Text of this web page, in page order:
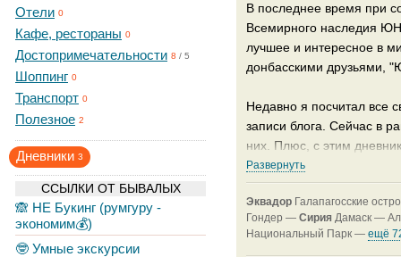
Отели 0
Кафе, рестораны 0
Достопримечательности 8 / 5
Шоппинг 0
Транспорт 0
Полезное 2
Дневники 3
ССЫЛКИ ОТ БЫВАЛЫХ
🙈 НЕ Букинг (румгуру -
экономим💰)
🤓 Умные экскурсии
В последнее время при
Всемирного наследия
лучшее и интересное в
донбасскими друзьями,
Недавно я посчитал все
записи блога. Сейчас в
них. Плюс, с этим
списка.
P.S. Если "Памятник
просматривается два:
личные дневники
Развернуть
Эквадор Галапагосские
Гондер — Сирия Дамаск —
Национальный Парк — ещё